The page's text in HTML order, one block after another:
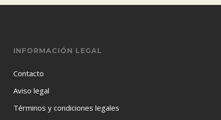
INFORMACIÓN LEGAL
Contacto
Aviso legal
Términos y condiciones legales